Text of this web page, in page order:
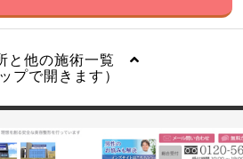
と他の施術一覧
プで開きます）